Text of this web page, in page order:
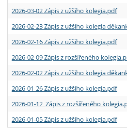
2026-03-02 Zápis z užšího kolegia.pdf
2026-02-23 Zápis z užšího kolegia
2026-02-16 Zápis z užšího kolegia.pdf
2026-02-09 Zápis z rozšířeného
2026-02-02 Zápis z užšího kolegia
2026-01-26 Zápis z užšího kolegia.pdf
2026-01-12 Zápis z rozšířeného
2026-01-05 Zápis z užšího kolegia.pdf